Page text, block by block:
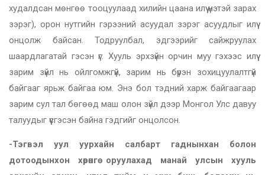
худалдсан мөнгөө тооцуулаад хилийн цаана илүү үнэтэй зарах
зэрэг), орон нутгийн гэрээний асуудал зэрэг асуудлыг илүү
онцолж байсан. Тодруулбал, эдгээрийг сайжруулах
шаардлагатай гэсэн үг. Хууль эрхзүйн орчин муу гэхээс илүү
зарим зүйл нь ойлгомжгүй, зарим нь бүрэн зохицуулалтгүй
байгааг ярьж байгаа юм. Энэ бол тэдний харж байгаагаар
зарим сул тал бөгөөд маш олон зүйл дээр Монгол Улс давуу
талуудыг үүсгэсэн байна гэдгийг онцолсон.
-Тэгвэл уул уурхайн салбарт гаднынхан болон
дотоодынхон хөрөнгө оруулахад манай улсын хууль